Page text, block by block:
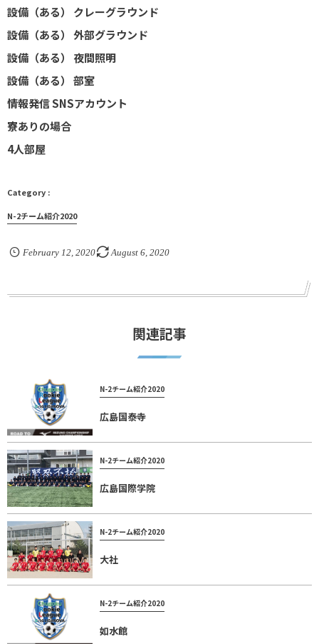
設備（ある） クレーグラウンド
設備（ある） 外部グラウンド
設備（ある） 夜間照明
設備（ある） 部室
情報発信 SNSアカウント
寮ありの場合
4人部屋
N-2チーム紹介2020
February 12, 2020 August 6, 2020
関連記事
N-2チーム紹介2020
広島国泰寺
N-2チーム紹介2020
広島国際学院
N-2チーム紹介2020
大社
N-2チーム紹介2020
如水館